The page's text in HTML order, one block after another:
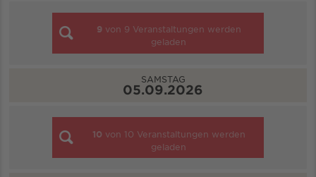
9 von 9 Veranstaltungen werden
geladen
SAMSTAG
05.09.2026
10 von 10 Veranstaltungen werden
geladen